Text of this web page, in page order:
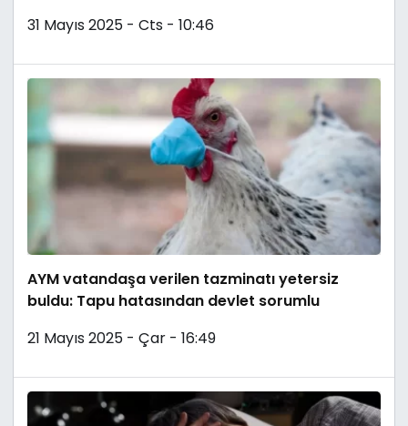
31 Mayıs 2025 - Cts - 10:46
AYM vatandaşa verilen tazminatı yetersiz
buldu: Tapu hatasından devlet sorumlu
21 Mayıs 2025 - Çar - 16:49